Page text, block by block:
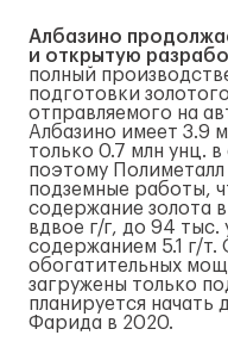
Албазино
и открытую
полный
подготовки
отправляемого на
Албазино имеет 3.9
только 0.7 млн унц.
поэтому
подземные работы,
содержание золота
вдвое г/г, до 94
содержанием 5.1 г/т.
обогатительных
загружены только
планируется начать
Фарида в 2020.